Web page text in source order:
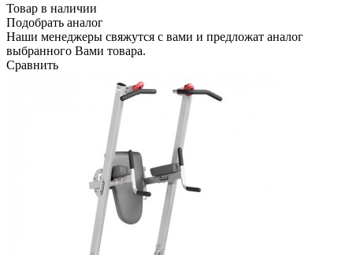
Товар в наличии
Подобрать аналог
Наши менеджеры свяжутся с вами и предложат аналог
выбранного Вами товара.
Сравнить